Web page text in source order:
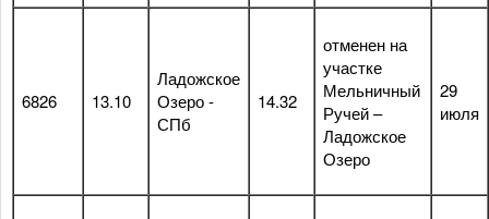
6826 13.10
Ладожское
Озеро -
СПб
14.32
отменен на
участке
Мельничный
Ручей –
Ладожское
Озеро
29
июля